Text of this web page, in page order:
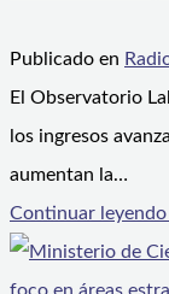
Publicado en
El Observatorio
los ingresos
aumentan la…
Continuar leyendo